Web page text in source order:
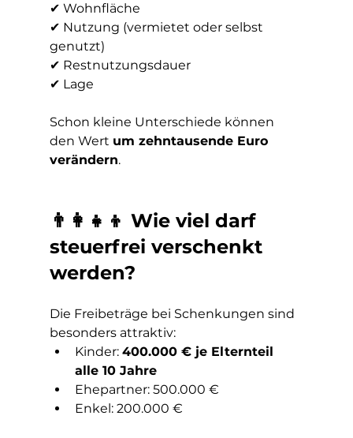
✔ Wohnfläche
✔ Nutzung (vermietet oder selbst
genutzt)
✔ Restnutzungsdauer
✔ Lage
Schon kleine Unterschiede können
den Wert um zehntausende Euro
verändern.
👨‍👩‍👧‍👦 Wie viel darf
steuerfrei verschenkt
werden?
Die Freibeträge bei Schenkungen sind
besonders attraktiv:
Kinder: 400.000 € je Elternteil
alle 10 Jahre
Ehepartner: 500.000 €
Enkel: 200.000 €